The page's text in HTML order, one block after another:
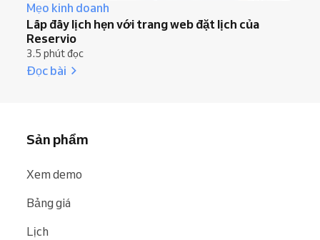
Mẹo kinh doanh
Lấp đầy lịch hẹn với trang web đặt lịch của
Reservio
3.5 phút đọc
Đọc bài
Sản phẩm
Xem demo
Bảng giá
Lịch